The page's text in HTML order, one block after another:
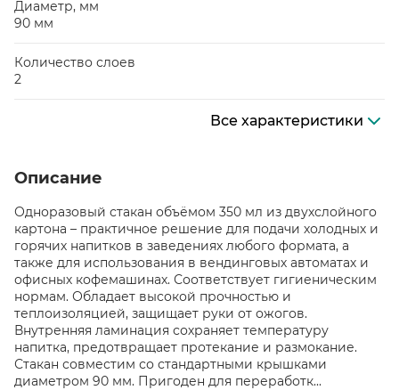
Диаметр, мм
90 мм
Количество слоев
2
Все характеристики
Описание
Одноразовый стакан объёмом 350 мл из двухслойного
картона – практичное решение для подачи холодных и
горячих напитков в заведениях любого формата, а
также для использования в вендинговых автоматах и
офисных кофемашинах. Соответствует гигиеническим
нормам. Обладает высокой прочностью и
теплоизоляцией, защищает руки от ожогов.
Внутренняя ламинация сохраняет температуру
напитка, предотвращает протекание и размокание.
Стакан совместим со стандартными крышками
диаметром 90 мм. Пригоден для переработк...